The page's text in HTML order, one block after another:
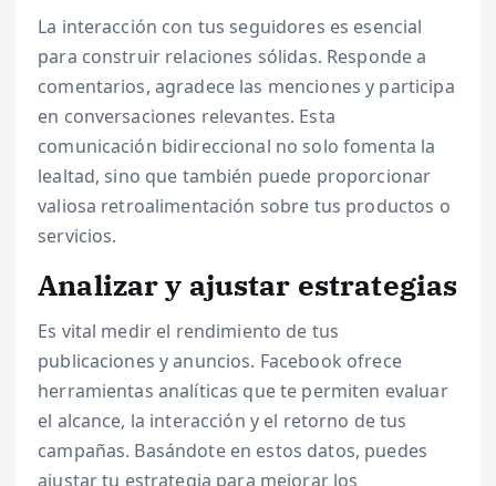
La interacción con tus seguidores es esencial
para construir relaciones sólidas. Responde a
comentarios, agradece las menciones y participa
en conversaciones relevantes. Esta
comunicación bidireccional no solo fomenta la
lealtad, sino que también puede proporcionar
valiosa retroalimentación sobre tus productos o
servicios.
Analizar y ajustar estrategias
Es vital medir el rendimiento de tus
publicaciones y anuncios. Facebook ofrece
herramientas analíticas que te permiten evaluar
el alcance, la interacción y el retorno de tus
campañas. Basándote en estos datos, puedes
ajustar tu estrategia para mejorar los